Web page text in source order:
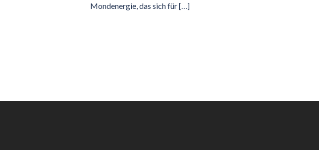
Mondenergie, das sich für […]